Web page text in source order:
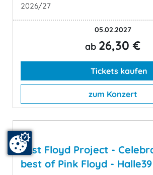
2026/27
05.02.2027
ab 26,30 €
Tickets kaufen
zum Konzert
Just Floyd Project -
best of Pink Floyd - Halle39